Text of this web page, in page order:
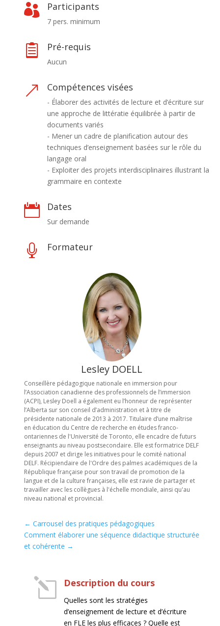
 Participants
7 pers. minimum
 Pré-requis
Aucun
& Compétences visées
- Élaborer des activités de lecture et d’écriture sur
une approche de littératie équilibrée à partir de
documents variés
- Mener un cadre de planification autour des
techniques d’enseignement basées sur le rôle du
langage oral
- Exploiter des projets interdisciplinaires illustrant la
grammaire en contexte
 Dates
Sur demande
 Formateur
Lesley DOELL
Conseillère pédagogique nationale en immersion pour
l’Association canadienne des professionnels de l’immersion
(ACPI), Lesley Doell a également eu l’honneur de représenter
l’Alberta sur son conseil d’administration et à titre de
présidente nationale de 2013 à 2017. Titulaire d’une maîtrise
en éducation du Centre de recherche en études franco-
ontariennes de l'Université de Toronto, elle encadre de futurs
enseignants au niveau postsecondaire. Elle est formatrice DELF
depuis 2007 et dirige les initiatives pour le comité national
DELF. Récipiendaire de l'Ordre des palmes académiques de la
République française pour son travail de promotion de la
langue et de la culture françaises, elle est ravie de partager et
travailler avec les collègues à l'échelle mondiale, ainsi qu'au
niveau national et provincial.
← Carrousel des pratiques pédagogiques
Comment élaborer une séquence didactique structurée
et cohérente →
l Description du cours
Quelles sont les stratégies
d’enseignement de lecture et d’écriture
en FLE les plus efficaces ? Quelle est